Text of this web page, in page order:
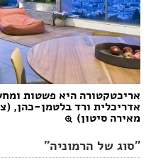
אריכטקטורה היא פשטות
אדריכלית ורד בלטמן-כהן,
מאירה סיטון)
"סוג של הרמוניה"